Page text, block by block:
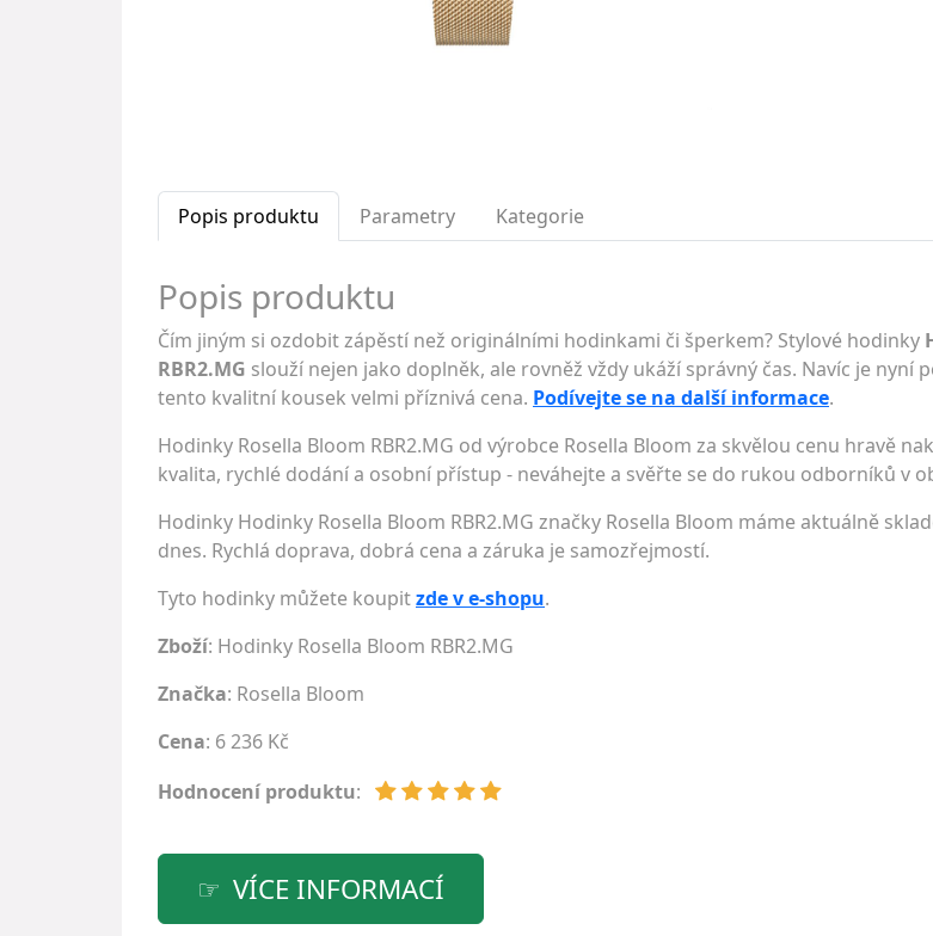
Popis produktu Parametry Kategorie
Popis produktu
Čím jiným si ozdobit zápěstí než originálními hodinkami či šperkem? Stylové hodinky
RBR2.MG slouží nejen jako doplněk, ale rovněž vždy ukáží správný čas. Navíc je nyní
tento kvalitní kousek velmi příznivá cena. Podívejte se na další informace.
Hodinky Rosella Bloom RBR2.MG od výrobce Rosella Bloom za skvělou cenu hravě
kvalita, rychlé dodání a osobní přístup - neváhejte a svěřte se do rukou odborníků v
Hodinky Hodinky Rosella Bloom RBR2.MG značky Rosella Bloom máme aktuálně
dnes. Rychlá doprava, dobrá cena a záruka je samozřejmostí.
Tyto hodinky můžete koupitzde v e-shopu.
Zboží: Hodinky Rosella Bloom RBR2.MG
Značka: Rosella Bloom
Cena: 6 236 Kč
Hodnocení produktu:
VÍCE INFORMACÍ